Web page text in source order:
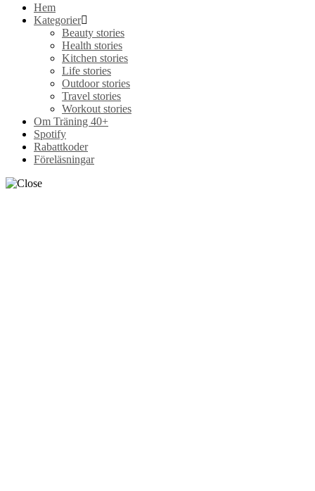
Hem
Kategorier
Beauty stories
Health stories
Kitchen stories
Life stories
Outdoor stories
Travel stories
Workout stories
Om Träning 40+
Spotify
Rabattkoder
Föreläsningar